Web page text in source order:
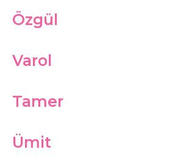
Özgül
Varol
Tamer
Ümit